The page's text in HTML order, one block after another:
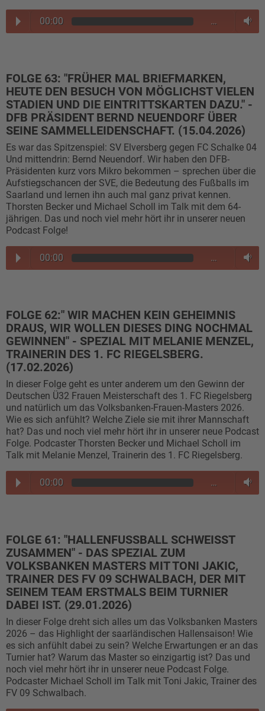
00:00 …
FOLGE 63: "FRÜHER MAL BRIEFMARKEN,
HEUTE DEN BESUCH VON MÖGLICHST VIELEN
STADIEN UND DIE EINTRITTSKARTEN DAZU." -
DFB PRÄSIDENT BERND NEUENDORF ÜBER
SEINE SAMMELLEIDENSCHAFT. (15.04.2026)
Es war das Spitzenspiel: SV Elversberg gegen FC Schalke 04
Und mittendrin: Bernd Neuendorf. Wir haben den DFB-
Präsidenten kurz vors Mikro bekommen – sprechen über die
Aufstiegschancen der SVE, die Bedeutung des Fußballs im
Saarland und lernen ihn auch mal ganz privat kennen.
Thorsten Becker und Michael Scholl im Talk mit dem 64-
jährigen. Das und noch viel mehr hört ihr in unserer neuen
Podcast Folge!
00:00 …
FOLGE 62:" WIR MACHEN KEIN GEHEIMNIS
DRAUS, WIR WOLLEN DIESES DING NOCHMAL
GEWINNEN" - SPEZIAL MIT MELANIE MENZEL,
TRAINERIN DES 1. FC RIEGELSBERG.
(17.02.2026)
In dieser Folge geht es unter anderem um den Gewinn der
Deutschen Ü32 Frauen Meisterschaft des 1. FC Riegelsberg
und natürlich um das Volksbanken-Frauen-Masters 2026.
Wie es sich anfühlt? Welche Ziele sie mit ihrer Mannschaft
hat? Das und noch viel mehr hört ihr in unserer neue Podcast
Folge. Podcaster Thorsten Becker und Michael Scholl im
Talk mit Melanie Menzel, Trainerin des 1. FC Riegelsberg.
00:00 …
FOLGE 61: "HALLENFUSSBALL SCHWEISST ZU
SAMMEN" - DAS SPEZIAL ZUM VO
LKSBANKEN MASTERS MIT TONI JAKIC, TR
AINER DES FV 09 SCHWALBACH, DER MIT SE
INEM TEAM ERSTMALS BEIM TURNIER DA
BEI IST. (29.01.2026)
In dieser Folge dreht sich alles um das Volksbanken Masters
2026 – das Highlight der saarländischen Hallensaison! Wie
es sich anfühlt dabei zu sein? Welche Erwartungen er an das
Turnier hat? Warum das Master so einzigartig ist? Das und
noch viel mehr hört ihr in unserer neue Podcast Folge.
Podcaster Michael Scholl im Talk mit Toni Jakic, Trainer des
FV 09 Schwalbach.